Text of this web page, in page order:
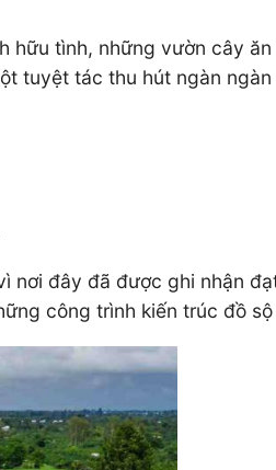
hữu tình, những vườn cây
tuyệt tác thu hút ngàn
nơi đây đã được ghi nhận
công trình kiến trúc đồ